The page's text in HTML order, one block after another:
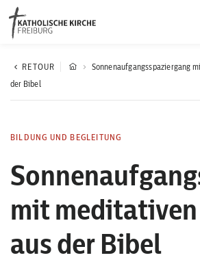
Bistumsregion Deutschfreiburg
Kantonale Körperschaft
Aktuelles
RETOUR
Sonnenaufgangsspaziergang
der Bibel
BILDUNG UND BEGLEITUNG
mit meditativen
aus der Bibel